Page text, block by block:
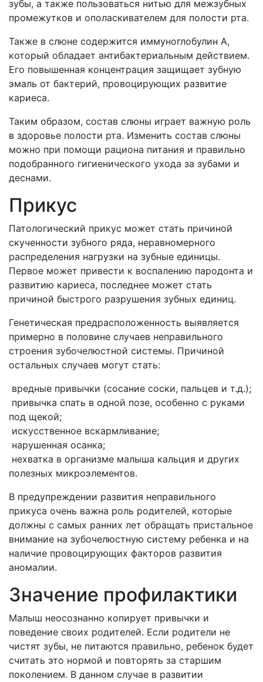
зубы, а также пользоваться нитью для межзубных
промежутков и ополаскивателем для полости рта.
Также в слюне содержится иммуноглобулин А,
который обладает антибактериальным действием.
Его повышенная концентрация защищает зубную
эмаль от бактерий, провоцирующих развитие
кариеса.
Таким образом, состав слюны играет важную роль
в здоровье полости рта. Изменить состав слюны
можно при помощи рациона питания и правильно
подобранного гигиенического ухода за зубами и
деснами.
Прикус
Патологический прикус может стать причиной
скученности зубного ряда, неравномерного
распределения нагрузки на зубные единицы.
Первое может привести к воспалению пародонта и
развитию кариеса, последнее может стать
причиной быстрого разрушения зубных единиц.
Генетическая предрасположенность выявляется
примерно в половине случаев неправильного
строения зубочелюстной системы. Причиной
остальных случаев могут стать:
вредные привычки (сосание соски, пальцев и т.д.);
привычка спать в одной позе, особенно с руками
под щекой;
искусственное вскармливание;
нарушенная осанка;
нехватка в организме малыша кальция и других
полезных микроэлементов.
В предупреждении развития неправильного
прикуса очень важна роль родителей, которые
должны с самых ранних лет обращать пристальное
внимание на зубочелюстную систему ребенка и на
наличие провоцирующих факторов развития
аномалии.
Значение профилактики
Малыш неосознанно копирует привычки и
поведение своих родителей. Если родители не
чистят зубы, не питаются правильно, ребенок будет
считать это нормой и повторять за старшим
поколением. В данном случае в развитии